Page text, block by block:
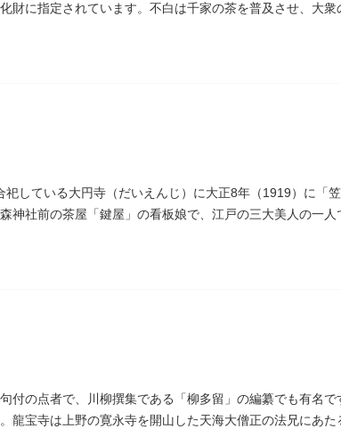
財に指定されています。不白は千家の茶を普及させ、大衆
している大円寺（だいえんじ）に大正8年（1919）に「
神社前の茶屋「鍵屋」の看板娘で、江戸の三大美人の一人
付の点者で、川柳撰集である「柳多留」の編纂でも有名
龍宝寺は上野の寛永寺を開山した天海大僧正の法兄にあ